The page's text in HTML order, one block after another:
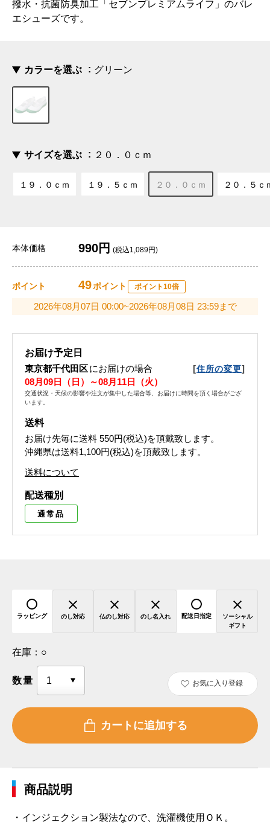
撥水・抗菌防臭加工「セブンプレミアムライフ」のバレ
エシューズです。
カラーを選ぶ グリーン
サイズを選ぶ ２０．０ｃｍ
１９．０ｃｍ １９．５ｃｍ ２０．０ｃｍ ２０．５ｃ
本体価格 990円 (税込1,089円)
ポイント 49ポイント ポイント10倍
2026年08月07日 00:00~2026年08月08日 23:59まで
お届け予定日
東京都千代田区にお届けの場合 [住所の変更]
08月09日（日）～08月11日（火）
交通状況・天候の影響や注文が集中した場合等、お届けに時間を頂く場合がござ
います。
送料
お届け先毎に送料 550円(税込)を頂戴致します。
沖縄県は送料1,100円(税込)を頂戴致します。
送料について
配送種別
通常品
ラッピング のし対応 仏のし対応 のし名入れ 配送日指定
ソーシャル
ギフト
在庫： ○
数量 お気に入り登録
商品説明
・インジェクション製法なので、洗濯機使用ＯＫ。